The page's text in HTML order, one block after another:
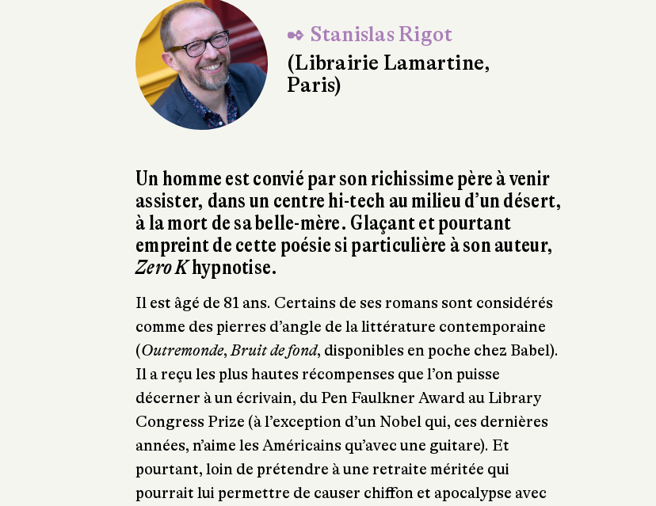
✒ Stanislas Rigot
(Librairie Lamartine,
Paris)
Un homme est convié par son richissime père à venir
assister, dans un centre hi-tech au milieu d’un désert,
à la mort de sa belle-mère. Glaçant et pourtant
empreint de cette poésie si particulière à son auteur,
Zero Khypnotise.
Il est âgé de 81 ans. Certains de ses romans sont considérés
comme des pierres d’angle de la littérature contemporaine
(Outremonde,Bruit de fond, disponibles en poche chez Babel).
Il a reçu les plus hautes récompenses que l’on puisse
décerner à un écrivain, du Pen Faulkner Award au Library
Congress Prize (à l’exception d’un Nobel qui, ces dernières
années, n’aime les Américains qu’avec une guitare). Et
pourtant, loin de prétendre à une retraite méritée qui
pourrait lui permettre de causer chiffon et apocalypse avec